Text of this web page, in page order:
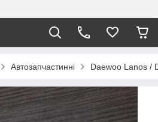
Автозапчастинні Daewoo Lanos /